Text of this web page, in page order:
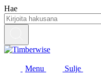
Siirry
sisältöön
Hae
Menu
Sulje